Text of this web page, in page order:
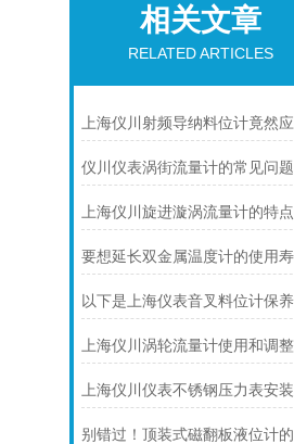
相关文章
RELATED ARTICLES
上海仪川涡轮流量计使用和调整